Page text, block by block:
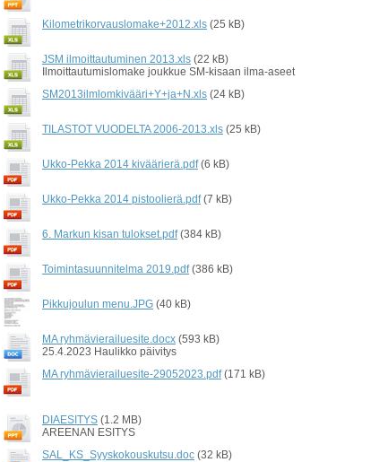
Kilometrikorvauslomake+2012.xls (25 kB)
JSM ilmoittautuminen 2013.xls (22 kB)
Ilmoittautumislomake joukkue SM-kisaan ilma-aseet
SM2013ilmlomkivääri+Y+ja+N.xls (24 kB)
TILASTOT VUODELTA 2006-2013.xls (25 kB)
Ukko-Pekka 2014 kiväärierä.pdf (6 kB)
Ukko-Pekka 2014 pistoolierä.pdf (7 kB)
6. Markun kisan tulokset.pdf (384 kB)
Toimintasuunnitelma 2019.pdf (386 kB)
Pikkujoulun menu.JPG (40 kB)
MA ryhmävierailuesite.docx (593 kB)
25.4.2023 Haulikko päivitys
MA ryhmävierailuesite-29052023.pdf (171 kB)
DIAESITYS (1.2 MB)
AREENAN ESITYS
SAL_KS_Syyskokouskutsu.doc (32 kB)